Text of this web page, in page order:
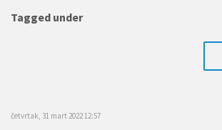
Tagged under
četvrtak, 31 mart 2022 12:57